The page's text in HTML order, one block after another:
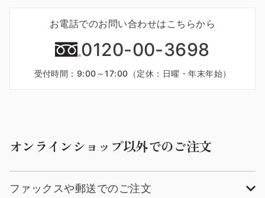
お電話でのお問い合わせはこちらから
0120-00-3698
受付時間：9:00～17:00（定休：日曜・年末年始）
オンラインショップ以外でのご注文
ファックスや郵送でのご注文